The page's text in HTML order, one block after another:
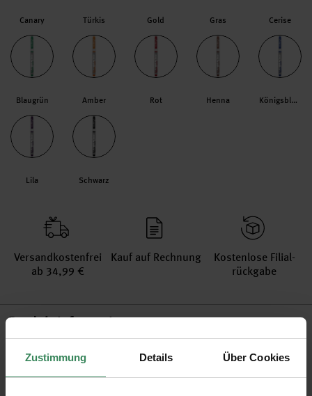
Zustimmung Details Über Cookies
Canary Türkis Gold Gras Cerise
Blaugrün Amber Rot Henna Königsblau
Lila Schwarz
Versand­kosten­frei
ab 34,99 €
Kauf auf Rechnung
Kosten­lose Filial­
rückgabe
Produktinformation
Stiftart Brush Pen